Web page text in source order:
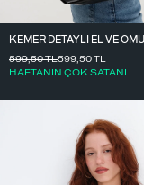
599,50TL
HAFTANIN ÇOK SATANI
599,50TL